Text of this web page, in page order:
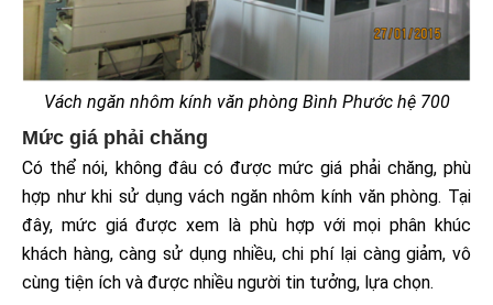
Vách ngăn nhôm kính văn phòng Bình Phước hệ 700
Mức giá phải chăng
Có thể nói, không đâu có được mức giá phải chăng, phù
hợp như khi sử dụng vách ngăn nhôm kính văn phòng. Tại
đây, mức giá được xem là phù hợp với mọi phân khúc
khách hàng, càng sử dụng nhiều, chi phí lại càng giảm, vô
cùng tiện ích và được nhiều người tin tưởng, lựa chọn.